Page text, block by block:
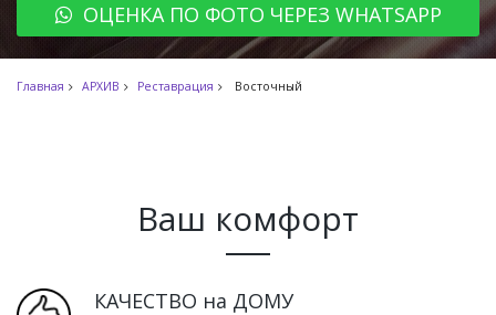
ОЦЕНКА ПО ФОТО ЧЕРЕЗ WHATSAPP
Главная АРХИВ Реставрация Восточный
Ваш комфорт
КАЧЕСТВО на ДОМУ